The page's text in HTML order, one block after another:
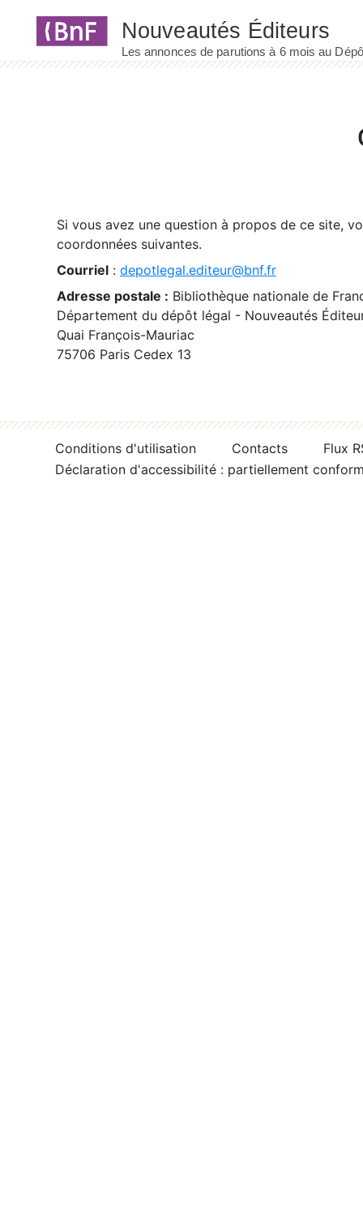
Si vous avez une question à propos de ce site,
coordonnées suivantes.
Courriel : depotlegal.editeur@bnf.fr
Adresse postale : Bibliothèque nationale de
Département du dépôt légal - Nouveautés
Quai François-Mauriac
75706 Paris Cedex 13
Conditions d'utilisation Contacts
Flux
Déclaration d'accessibilité : partiellement